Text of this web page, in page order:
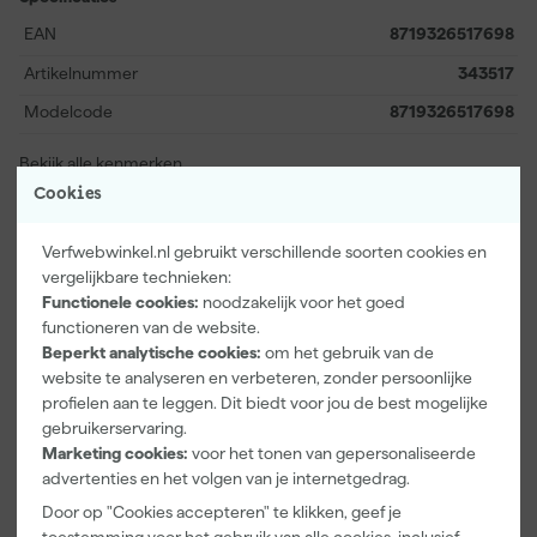
Cookies
Verfwebwinkel.nl gebruikt verschillende soorten cookies en
vergelijkbare technieken:
Functionele cookies: noodzakelijk voor het goed
functioneren van de website.
Beperkt analytische cookies: om het gebruik van de
website te analyseren en verbeteren, zonder persoonlijke
profielen aan te leggen. Dit biedt voor jou de best mogelijke
gebruikerservaring.
Marketing cookies: voor het tonen van gepersonaliseerde
advertenties en het volgen van je internetgedrag.
Door op "Cookies accepteren" te klikken, geef je
altijd nauwkeurig en professioneel zijn. Met de Paintura
Brushkeeper Pro werk je zorgeloos door en blijft elke kwast als
EAN
8719326517698
Artikelnummer 343517
Modelcode 8719326517698
Bekijk alle kenmerken
Vaak gekocht met